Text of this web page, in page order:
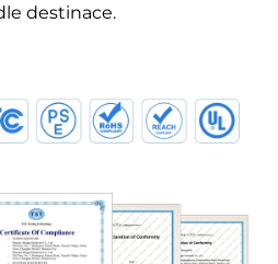
destinace.